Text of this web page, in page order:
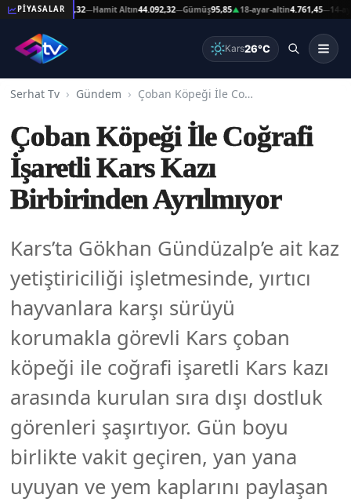
PİYASALAR
Altın44.092,32 Hamit Altın44.092,32—Gümüş95,85▲18-ayar-altin4.761,45—14-ayar-
Kars26°C
Serhat Tv Gündem Çoban Köpeği İle Coğrafi İşaretli Kars Kazı Birbirinden Ayrılmıyor
Çoban Köpeği İle Coğrafi
İşaretli Kars Kazı
Birbirinden Ayrılmıyor
Kars’ta Gökhan Gündüzalp’e ait kaz
yetiştiriciliği işletmesinde, yırtıcı
hayvanlara karşı sürüyü
korumakla görevli Kars çoban
köpeği ile coğrafi işaretli Kars kazı
arasında kurulan sıra dışı dostluk
görenleri şaşırtıyor. Gün boyu
birlikte vakit geçiren, yan yana
uyuyan ve yem kaplarını paylaşan